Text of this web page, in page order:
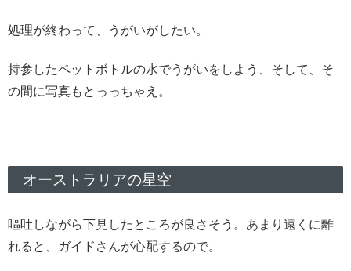
処理が終わって、うがいがしたい。
持参したペットボトルの水でうがいをしよう、そして、そ
の間に写真もとっっちゃえ。
オーストラリアの星空
嘔吐しながら下見したところが良さそう。あまり遠くに離
れると、ガイドさんが心配するので。